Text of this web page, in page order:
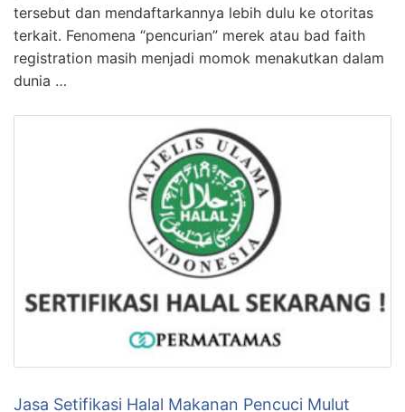
tersebut dan mendaftarkannya lebih dulu ke otoritas
terkait. Fenomena “pencurian” merek atau bad faith
registration masih menjadi momok menakutkan dalam
dunia …
Jasa Setifikasi Halal Makanan Pencuci Mulut